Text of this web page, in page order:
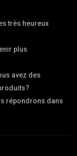
très heureux
plus
avez des
répondrons dans